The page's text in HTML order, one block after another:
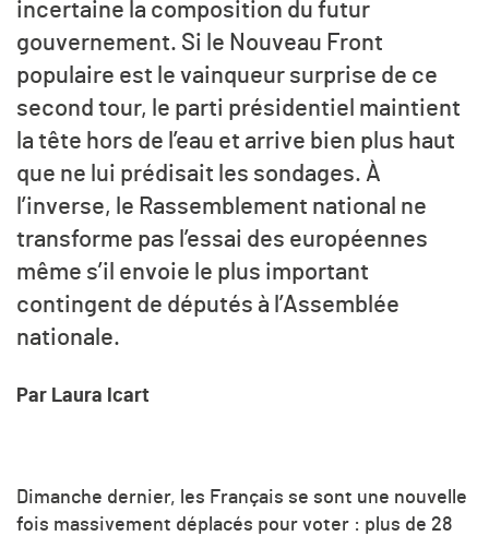
incertaine la composition du futur
gouvernement. Si le Nouveau Front
populaire est le vainqueur surprise de ce
second tour, le parti présidentiel maintient
la tête hors de l’eau et arrive bien plus haut
que ne lui prédisait les sondages. À
l’inverse, le Rassemblement national ne
transforme pas l’essai des européennes
même s’il envoie le plus important
contingent de députés à l’Assemblée
nationale.
Par Laura Icart
Dimanche dernier, les Français se sont une nouvelle
fois massivement déplacés pour voter : plus de 28